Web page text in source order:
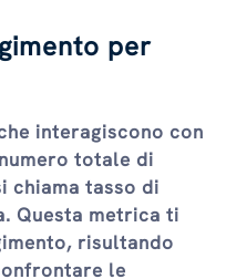
per
interagiscono con
totale di
chiama tasso di
Questa metrica ti
risultando
le